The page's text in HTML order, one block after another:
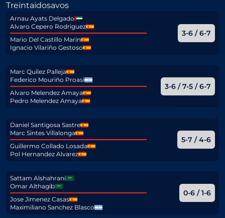
Treintaidosavos
Arnau Ayats Delgado
Alvaro Cepero Rodriguez
Mario Del Castillo Marin
Ignacio Vilariño Gestoso
3-6 / 6-7
Marc Quilez Palleja
Federico Mouriño Proasi
Alvaro Melendez Amaya
Pedro Melendez Amaya
3-6 / 7-5 / 6-7
Daniel Santigosa Sastre
Marc Sintes Villalonga
Guillermo Collado Losada
Pol Hernandez Alvarez
5-7 / 4-6
Sattam Alshahrani
Omar Althagib
Jose Jimenez Casas
Maximiliano Sanchez Blasco
0-6 / 1-6